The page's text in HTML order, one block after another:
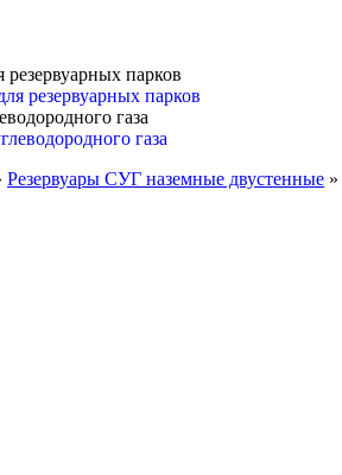
парков
газа
Резервуары СУГ наземные двустенные »